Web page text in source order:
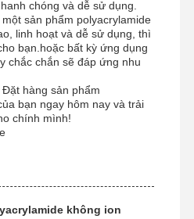
chóng và dễ sử dụng.
sản phẩm polyacrylamide
linh hoạt và dễ sử dụng, thì
bạn.hoặc bất kỳ ứng dụng
chắc chắn sẽ đáp ứng nhu
hàng sản phẩm
bạn ngay hôm nay và trải
chính mình!
không ion